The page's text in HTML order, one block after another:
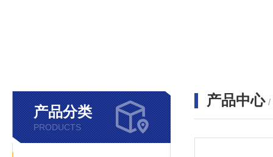
产品分类
PRODUCTS
产品中心 /